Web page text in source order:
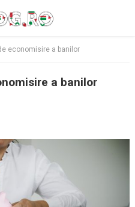
economisire a banilor
a banilor